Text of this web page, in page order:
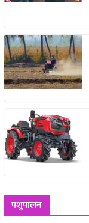
पशुपालन